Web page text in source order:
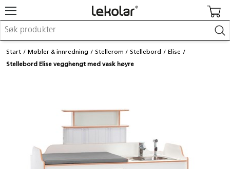
Møbler & innredning
Lekeplassutstyr & utemiljø
Skole- & kontormateriell
Logge inn / registrere meg
Kontakt oss
Start Møbler & innredning Stellerom Stellebord
Elise
Stellebord Elise vegghengt med vask høyre